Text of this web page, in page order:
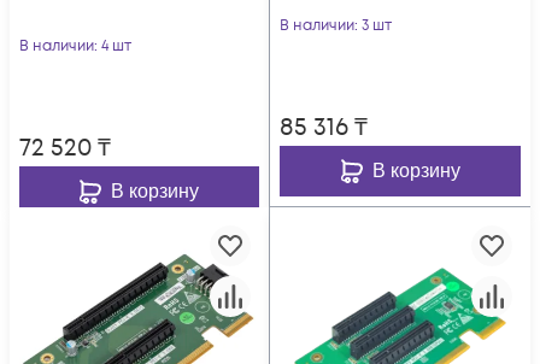
В наличии: 4 шт
72 520₸
В корзину
В наличии: 3 шт
85 316₸
В корзину